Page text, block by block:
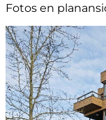
Fotos en